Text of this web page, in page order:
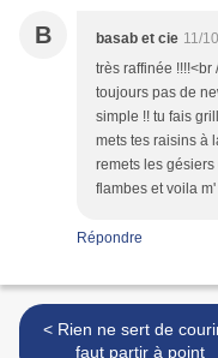
B basab et cie 11/
très raffinée
toujours pas de
simple !! tu fais
mets tes raisins à
remets les
flambes et voila
Répondre
< Rien ne sert de courir, il
faut partir à point